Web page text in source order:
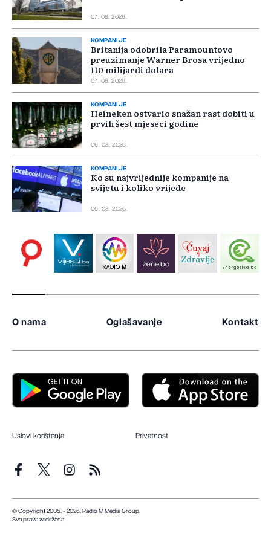
07. 08. 2026.
KOMPANIJE
Britanija odobrila Paramountovo
preuzimanje Warner Brosa vrijedno
110 milijardi dolara
07. 08. 2026.
KOMPANIJE
Heineken ostvario snažan rast dobiti u
prvih šest mjeseci godine
06. 08. 2026.
KOMPANIJE
Ko su najvrijednije kompanije na
svijetu i koliko vrijede
06. 08. 2026.
O nama Oglašavanje Kontakt
Uslovi korištenja Privatnost
© Copyright 2005. - 2026. Radio M Media Group.
Sva prava zadržana.